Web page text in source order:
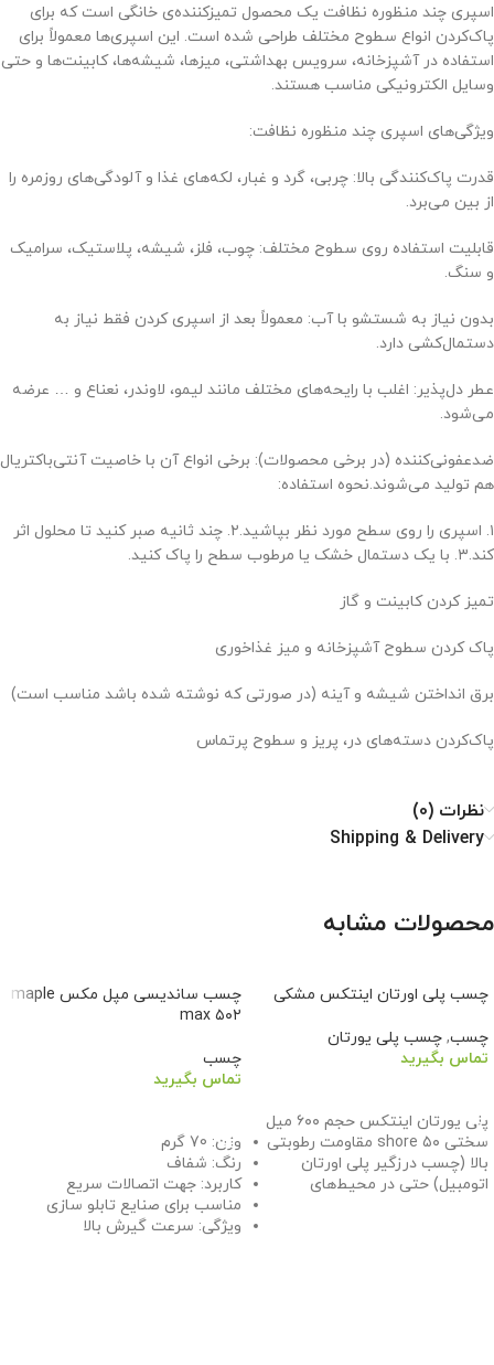
اسپری چند منظوره نظافت یک محصول تمیزکننده‌ی خانگی است که برای
پاک‌کردن انواع سطوح مختلف طراحی شده است. این اسپری‌ها معمولاً برای
استفاده در آشپزخانه، سرویس بهداشتی، میزها، شیشه‌ها، کابینت‌ها و حتی
وسایل الکترونیکی مناسب هستند.
ویژگی‌های اسپری چند منظوره نظافت:
قدرت پاک‌کنندگی بالا: چربی، گرد و غبار، لکه‌های غذا و آلودگی‌های روزمره را
از بین می‌برد.
قابلیت استفاده روی سطوح مختلف: چوب، فلز، شیشه، پلاستیک، سرامیک
و سنگ.
بدون نیاز به شستشو با آب: معمولاً بعد از اسپری کردن فقط نیاز به
دستمال‌کشی دارد.
عطر دل‌پذیر: اغلب با رایحه‌های مختلف مانند لیمو، لاوندر، نعناع و … عرضه
می‌شود.
ضدعفونی‌کننده (در برخی محصولات): برخی انواع آن با خاصیت آنتی‌باکتریال
هم تولید می‌شوند.نحوه استفاده:
۱. اسپری را روی سطح مورد نظر بپاشید.۲. چند ثانیه صبر کنید تا محلول اثر
کند.۳. با یک دستمال خشک یا مرطوب سطح را پاک کنید.
تمیز کردن کابینت و گاز
پاک کردن سطوح آشپزخانه و میز غذاخوری
برق انداختن شیشه و آینه (در صورتی که نوشته شده باشد مناسب است)
پاک‌کردن دسته‌های در، پریز و سطوح پرتماس
نظرات (0)
Shipping & Delivery
محصولات مشابه
چسب پلی اورتان اینتکس مشکی
چسب, چسب پلی یورتان
تماس بگیرید
پلی یورتان اینتکس حجم ۶۰۰ میل
سختی ۵۰ shore مقاومت رطوبتی
بالا (چسب درزگیر پلی اورتان
اتومبیل) حتی در محیط‌های
چسب ساندیسی مپل مکس maple
max ۵۰۲
چسب
تماس بگیرید
وزن: 70 گرم
رنگ: شفاف
کاربرد: جهت اتصالات سریع
مناسب برای صنایع تابلو سازی
ویژگی: سرعت گیرش بالا